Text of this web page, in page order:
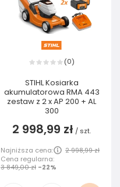
(0)
STIHL Kosiarka
akumulatorowa RMA 443
zestaw z 2 x AP 200 + AL
300
2 998,99 zł / szt.
Najniższa cena:
2 998,99 zł
Cena regularna:
3 849,00 zł -22%